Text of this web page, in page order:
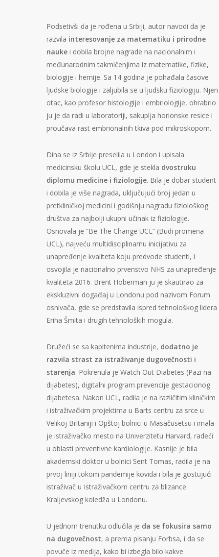
Podsetivši da je rođena u Srbiji, autor navodi da je
razvila interesovanje za matematiku i prirodne
nauke i dobila brojne nagrade na nacionalnim i
međunarodnim takmičenjima iz matematike, fizike,
biologije i hemije. Sa 14 godina je pohađala časove
ljudske biologije i zaljubila se u ljudsku fiziologiju. Njen
otac, kao profesor histologije i embriologije, ohrabrio
ju je da radi u laboratoriji, sakuplja horionske resice i
proučava rast embrionalnih tkiva pod mikroskopom.
Dina se iz Srbije preselila u London i upisala
medicinsku školu UCL, gde je stekla dvostruku
diplomu medicine i fiziologije. Bila je dobar student
i dobila je više nagrada, uključujući broj jedan u
pretkliničkoj medicini i godišnju nagradu fiziološkog
društva za najbolji ukupni učinak iz fiziologije.
Osnovala je “Be The Change UCL” (Budi promena
UCL), najveću multidisciplinarnu inicijativu za
unapređenje kvaliteta koju predvode studenti, i
osvojila je nacionalno prvenstvo NHS za unapređenje
kvaliteta 2016. Brent Hoberman ju je skautirao za
ekskluzivni događaj u Londonu pod nazivom Forum
osnivača, gde se predstavila ispred tehnološkog lidera
Eriha Šmita i drugih tehnoloških mogula.
Družeći se sa kapitenima industrije, dodatno je
razvila strast za istraživanje dugovečnosti i
starenja. Pokrenula je Watch Out Diabetes (Pazi na
dijabetes), digitalni program prevencije gestacionog
dijabetesa. Nakon UCL, radila je na različitim kliničkim
i istraživačkim projektima u Barts centru za srce u
Velikoj Britaniji i Opštoj bolnici u Masačusetsu i imala
je istraživačko mesto na Univerzitetu Harvard, radeći
u oblasti preventivne kardiologije. Kasnije je bila
akademski doktor u bolnici Sent Tomas, radila je na
prvoj liniji tokom pandemije kovida i bila je gostujući
istraživač u Istraživačkom centru za blizance
Kraljevskog koledža u Londonu.
U jednom trenutku odlučila je da se fokusira samo
na dugovečnost, a prema pisanju Forbsa, i da se
povuče iz medija, kako bi izbegla bilo kakve